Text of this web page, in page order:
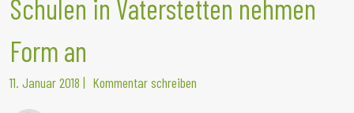
Schulen in Vaterstetten nehmen
Form an
11. Januar 2018 | Kommentar schreiben